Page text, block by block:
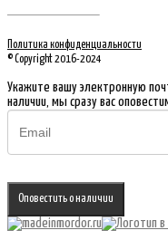
Политика конфиденциальности
© Copyright 2016-2024
Укажите вашу электронную
наличии, мы сразу вас
Оповестить о наличии